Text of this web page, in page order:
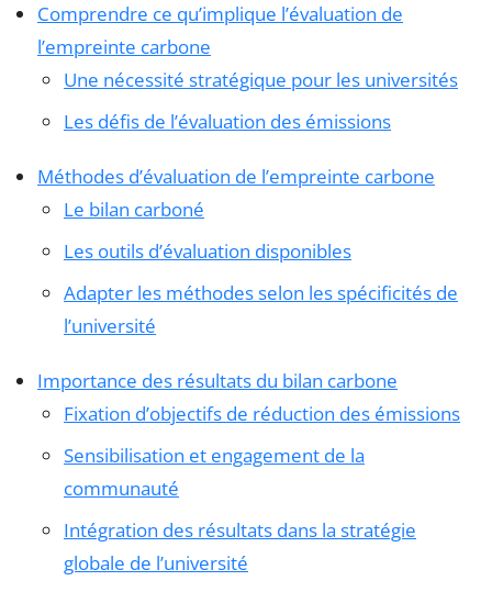
Comprendre ce qu’implique l’évaluation de
l’empreinte carbone
Une nécessité stratégique pour les universités
Les défis de l’évaluation des émissions
Méthodes d’évaluation de l’empreinte carbone
Le bilan carboné
Les outils d’évaluation disponibles
Adapter les méthodes selon les spécificités de
l’université
Importance des résultats du bilan carbone
Fixation d’objectifs de réduction des émissions
Sensibilisation et engagement de la
communauté
Intégration des résultats dans la stratégie
globale de l’université